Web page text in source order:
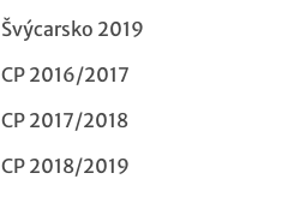
Švýcarsko 2019
CP 2016/2017
CP 2017/2018
CP 2018/2019